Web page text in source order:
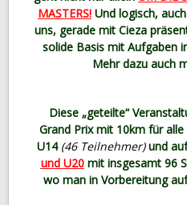
MASTERS! Und logisch,
uns, gerade mit Cieza
solide Basis mit Aufgaben
Mehr dazu auch
Diese „geteilte“
Grand Prix mit 10km für alle
U14 (46 Teilnehmer)und
und U20mit insgesamt 96
wo man in Vorbereitung